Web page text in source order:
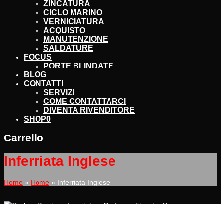
ZINCATURA
CICLO MARINO
VERNICIATURA
ACQUISTO
MANUTENZIONE
SALDATURE
FOCUS
PORTE BLINDATE
BLOG
CONTATTI
SERVIZI
COME CONTATTARCI
DIVENTA RIVENDITORE
SHOP0
Carrello
Inferriata Inglese
Home » Home » Inferriata Inglese